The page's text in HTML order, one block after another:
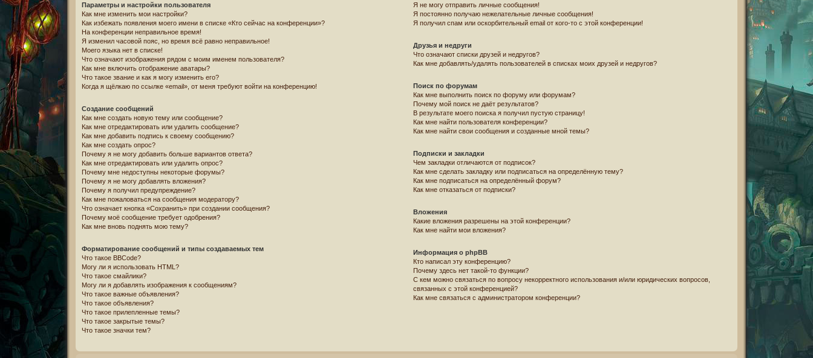
Параметры и настройки пользователя
Как мне изменить мои настройки?
Как избежать появления моего имени в списке «Кто сейчас на конференции»?
На конференции неправильное время!
Я изменил часовой пояс, но время всё равно неправильное!
Моего языка нет в списке!
Что означают изображения рядом с моим именем пользователя?
Как мне включить отображение аватары?
Что такое звание и как я могу изменить его?
Когда я щёлкаю по ссылке «email», от меня требуют войти на конференцию!
Создание сообщений
Как мне создать новую тему или сообщение?
Как мне отредактировать или удалить сообщение?
Как мне добавить подпись к своему сообщению?
Как мне создать опрос?
Почему я не могу добавить больше вариантов ответа?
Как мне отредактировать или удалить опрос?
Почему мне недоступны некоторые форумы?
Почему я не могу добавлять вложения?
Почему я получил предупреждение?
Как мне пожаловаться на сообщения модератору?
Что означает кнопка «Сохранить» при создании сообщения?
Почему моё сообщение требует одобрения?
Как мне вновь поднять мою тему?
Форматирование сообщений и типы создаваемых тем
Что такое BBCode?
Могу ли я использовать HTML?
Что такое смайлики?
Могу ли я добавлять изображения к сообщениям?
Что такое важные объявления?
Что такое объявления?
Что такое прилепленные темы?
Что такое закрытые темы?
Что такое значки тем?
Я не могу отправить личные сообщения!
Я постоянно получаю нежелательные личные сообщения!
Я получил спам или оскорбительный email от кого-то с этой конференции!
Друзья и недруги
Что означают списки друзей и недругов?
Как мне добавлять/удалять пользователей в списках моих друзей и недругов?
Поиск по форумам
Как мне выполнить поиск по форуму или форумам?
Почему мой поиск не даёт результатов?
В результате моего поиска я получил пустую страницу!
Как мне найти пользователя конференции?
Как мне найти свои сообщения и созданные мной темы?
Подписки и закладки
Чем закладки отличаются от подписок?
Как мне сделать закладку или подписаться на определённую тему?
Как мне подписаться на определённый форум?
Как мне отказаться от подписки?
Вложения
Какие вложения разрешены на этой конференции?
Как мне найти мои вложения?
Информация о phpBB
Кто написал эту конференцию?
Почему здесь нет такой-то функции?
С кем можно связаться по вопросу некорректного использования и/или юридических вопросов,
связанных с этой конференцией?
Как мне связаться с администратором конференции?